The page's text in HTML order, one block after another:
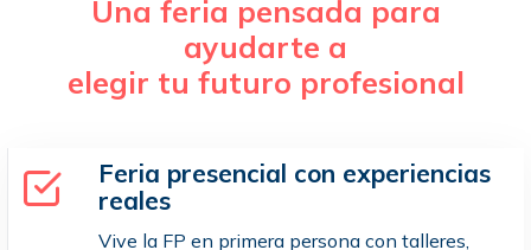
Una feria pensada para
ayudarte a
elegir tu futuro profesional
Feria presencial con experiencias
reales
Vive la FP en primera persona con talleres,